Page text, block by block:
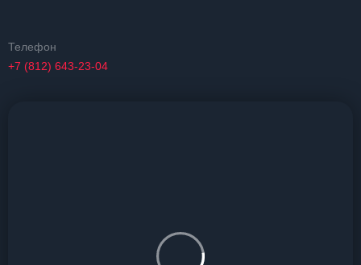
Телефон
+7 (812) 643-23-04